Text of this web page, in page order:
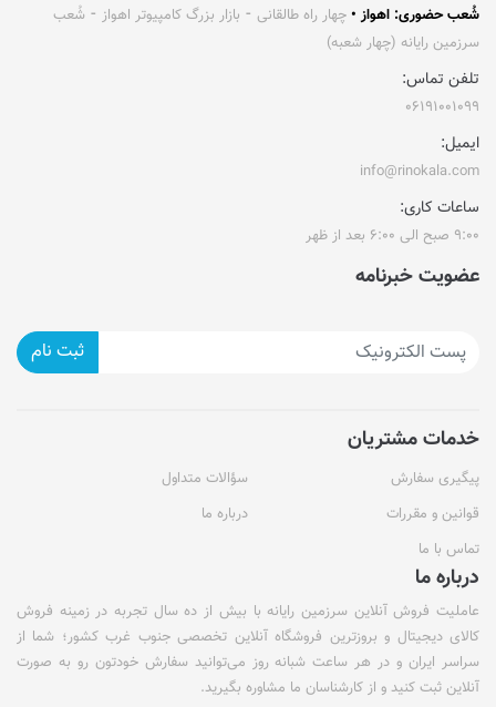
شُعب حضوری: اهواز • چهار راه طالقانی ⁃ بازار بزرگ کامپیوتر اهواز ⁃ شُعب
سرزمین رایانه (چهار شعبه)
تلفن تماس:
۰۶۱۹۱۰۰۱۰۹۹
ایمیل:
info@rinokala.com
ساعات کاری:
۹:۰۰ صبح الی ۶:۰۰ بعد از ظهر
عضویت خبرنامه
ثبت نام
خدمات مشتریان
پیگیری سفارش
سؤالات متداول
قوانین و مقررات
درباره ما
تماس با ما
درباره ما
عاملیت فروش آنلاین سرزمین رایانه با بیش از ده سال تجربه در زمینه فروش
کالای دیجیتال و بروزترین فروشگاه آنلاین تخصصی جنوب غرب کشور؛ شما از
سراسر ایران و در هر ساعت شبانه روز می‌توانید سفارش خودتون رو به صورت
آنلاین ثبت کنید و از کارشناسان ما مشاوره بگیرید.